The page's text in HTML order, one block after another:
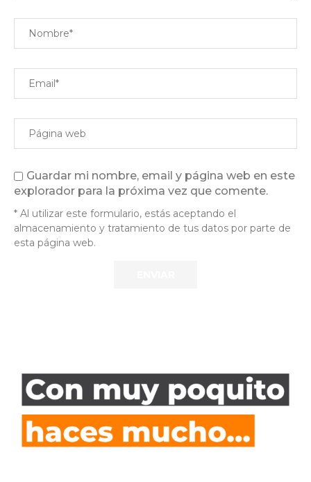
Guardar mi nombre, email y página web en este
explorador para la próxima vez que comente.
* Al utilizar este formulario, estás aceptando el
almacenamiento y tratamiento de tus datos por parte de
esta página web.